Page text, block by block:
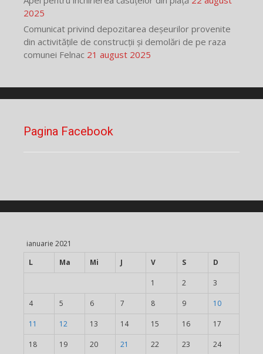
2025
Comunicat privind depozitarea deșeurilor provenite
din activitățile de construcții și demolări de pe raza
comunei Felnac 21 august 2025
Pagina Facebook
ianuarie 2021
L
Ma Mi J V S D
1 2 3
4 5 6 7 8 9 10
11 12 13 14 15 16 17
18 19 20 21 22 23 24